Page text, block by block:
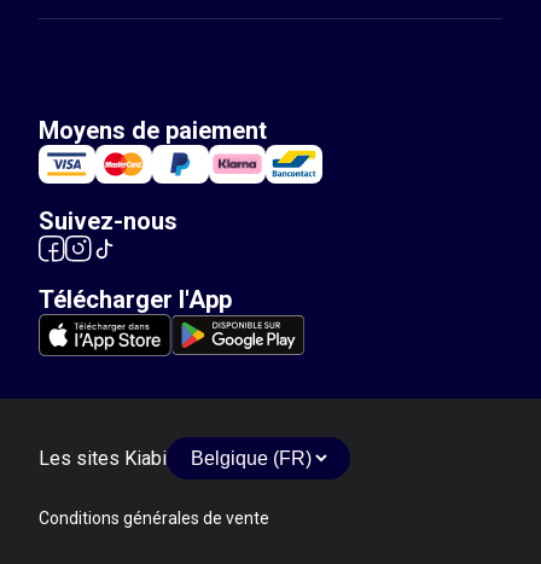
Moyens de paiement
Suivez-nous
Télécharger l'App
Les sites Kiabi
Conditions générales de vente